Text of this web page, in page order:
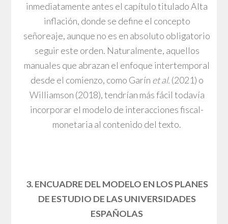
inmediatamente antes el capítulo titulado Alta
inflación, donde se define el concepto
señoreaje, aunque no es en absoluto obligatorio
seguir este orden. Naturalmente, aquellos
manuales que abrazan el enfoque intertemporal
desde el comienzo, como Garín et al. (2021) o
Williamson (2018), tendrían más fácil todavía
incorporar el modelo de interacciones fiscal-
monetaria al contenido del texto.
3. ENCUADRE DEL MODELO EN LOS PLANES
DE ESTUDIO DE LAS UNIVERSIDADES
ESPAÑOLAS